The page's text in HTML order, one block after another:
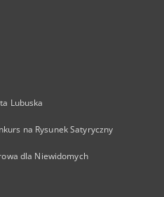
Lubuska
na Rysunek Satyryczny
dla Niewidomych